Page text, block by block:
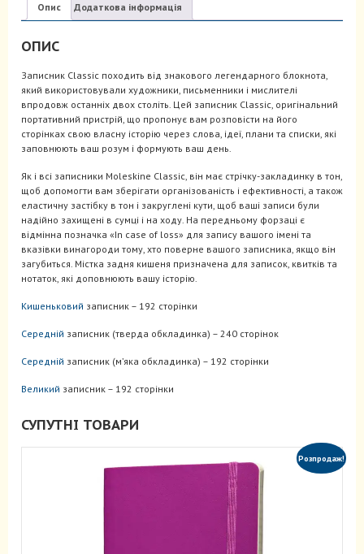
Опис Додаткова інформація
ОПИС
Записник Classic походить від знакового легендарного блокнота,
який використовували художники, письменники і мислителі
впродовж останніх двох століть. Цей записник Classic, оригінальний
портативний пристрій, що пропонує вам розповісти на його
сторінках свою власну історію через слова, ідеї, плани та списки, які
заповнюють ваш розум і формують ваш день.
Як і всі записники Moleskine Classic, він має стрічку-закладинку в тон,
щоб допомогти вам зберігати організованість і ефективності, а також
еластичну застібку в тон і закруглені кути, щоб ваші записи були
надійно захищені в сумці і на ходу. На передньому форзаці є
відмінна позначка «In case of loss» для запису вашого імені та
вказівки винагороди тому, хто поверне вашого записника, якщо він
загубиться. Містка задня кишеня призначена для записок, квитків та
нотаток, які доповнюють вашу історію.
Кишеньковий записник – 192 сторінки
Середній записник (тверда обкладинка) – 240 сторінок
Середній записник (м’яка обкладинка) – 192 сторінки
Великий записник – 192 сторінки
СУПУТНІ ТОВАРИ
Розпродаж!